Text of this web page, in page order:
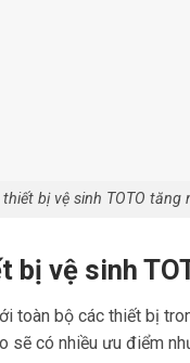
bị vệ sinh TOTO
bị vệ sinh
toàn bộ các thiết bị
sẽ có nhiều ưu điểm